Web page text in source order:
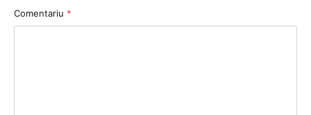
Comentariu *